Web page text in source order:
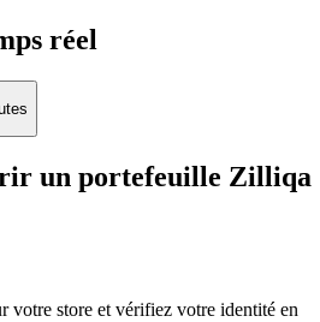
réel
un portefeuille Zilliqa
votre store et vérifiez votre identité en